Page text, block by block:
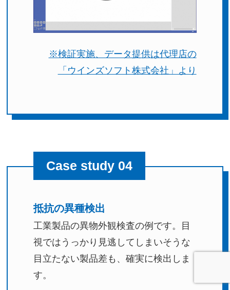
※検証実施、データ提供は代理店の
「ウインズソフト株式会社」より
Case study 04
抵抗の異種検出
工業製品の異物外観検査の例です。目
視ではうっかり見逃してしまいそうな
目立たない製品差も、確実に検出しま
す。